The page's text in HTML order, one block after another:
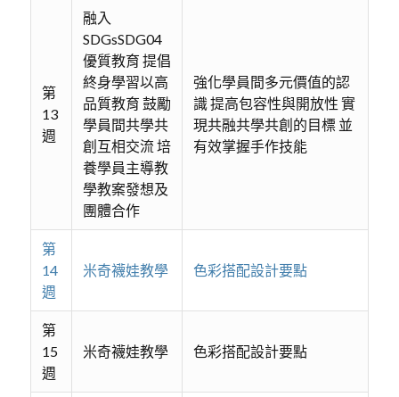
第
13
週
融入
SDGsSDG04
優質教育 提倡
終身學習以高
品質教育 鼓勵
學員間共學共
創互相交流 培
養學員主導教
學教案發想及
團體合作
強化學員間多元價值的認
識 提高包容性與開放性 實
現共融共學共創的目標 並
有效掌握手作技能
第
14
週
米奇襪娃教學 色彩搭配設計要點
第
15
週
米奇襪娃教學 色彩搭配設計要點